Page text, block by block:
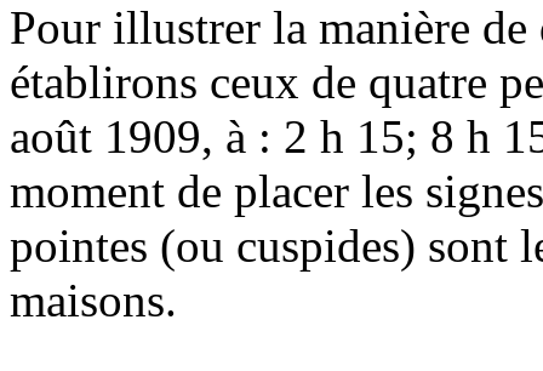
Pour illustrer la manière de
établirons ceux de quatre
août 1909, à : 2 h 15; 8 h
moment de placer les
pointes (ou cuspides) sont
maisons.